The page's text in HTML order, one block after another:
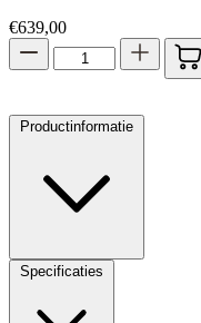
€639,00
Productinformatie
Specificaties